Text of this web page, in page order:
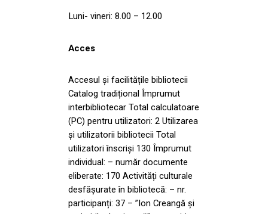
Luni- vineri: 8.00 – 12.00
Acces
Accesul și facilitățile bibliotecii
Catalog tradițional Împrumut
interbibliotecar Total calculatoare
(PC) pentru utilizatori: 2 Utilizarea
și utilizatorii bibliotecii Total
utilizatori înscriși 130 Împrumut
individual: – număr documente
eliberate: 170 Activități culturale
desfășurate în bibliotecă: – nr.
participanți: 37 – ”Ion Creangă și